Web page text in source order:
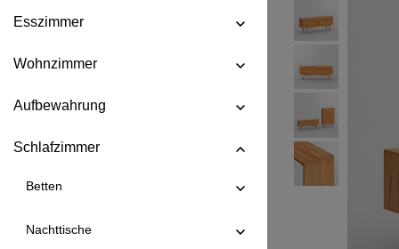
Esszimmer
Wohnzimmer
Aufbewahrung
Schlafzimmer
Betten
Nachttische